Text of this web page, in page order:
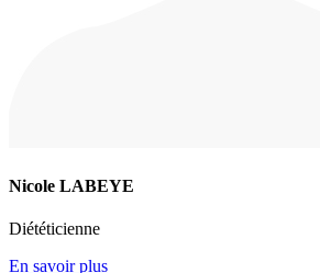
Nicole LABEYE
Diététicienne
En savoir plus